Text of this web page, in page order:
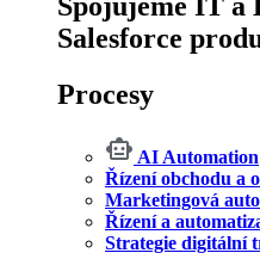
Salesforce
Procesy
AI Automation
Řízení obchodu a
Marketingová
Řízení a
Strategie digitální